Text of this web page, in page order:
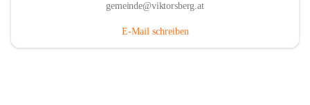
gemeinde@viktorsberg.at
E-Mail schreiben